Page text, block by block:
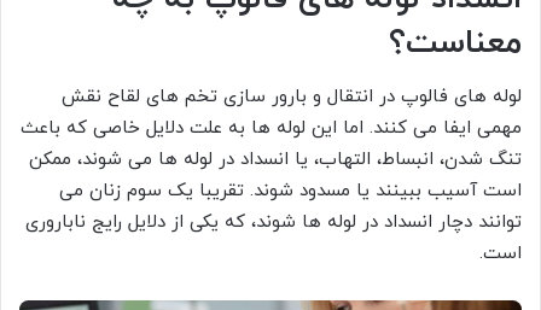
معناست؟
لوله های فالوپ در انتقال و بارور سازی تخم های لقاح نقش
مهمی ایفا می کنند. اما این لوله ها به علت دلایل خاصی که باعث
تنگ شدن، انبساط، التهاب، یا انسداد در لوله ها می شوند، ممکن
است آسیب ببینند یا مسدود شوند. تقریبا یک سوم زنان می
توانند دچار انسداد در لوله ها شوند، که یکی از دلایل رایج ناباروری
است.